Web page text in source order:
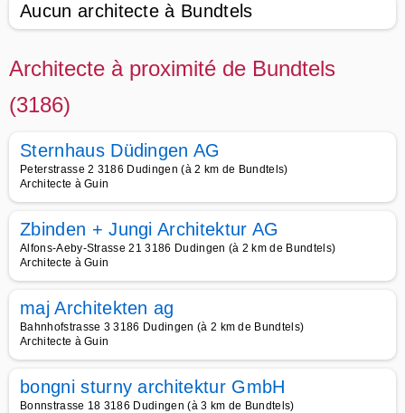
Aucun architecte à Bundtels
Architecte à proximité de Bundtels
(3186)
Sternhaus Düdingen AG
Peterstrasse 2 3186 Dudingen (à 2 km de Bundtels)
Architecte à Guin
Zbinden + Jungi Architektur AG
Alfons-Aeby-Strasse 21 3186 Dudingen (à 2 km de Bundtels)
Architecte à Guin
maj Architekten ag
Bahnhofstrasse 3 3186 Dudingen (à 2 km de Bundtels)
Architecte à Guin
bongni sturny architektur GmbH
Bonnstrasse 18 3186 Dudingen (à 3 km de Bundtels)